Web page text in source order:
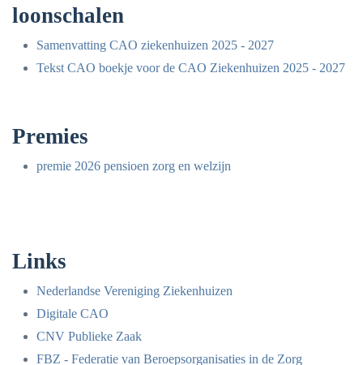
loonschalen
Samenvatting CAO ziekenhuizen 2025 - 2027
Tekst CAO boekje voor de CAO Ziekenhuizen 2025 - 2027
Premies
premie 2026 pensioen zorg en welzijn
Links
Nederlandse Vereniging Ziekenhuizen
Digitale CAO
CNV Publieke Zaak
FBZ - Federatie van Beroepsorganisaties in de Zorg